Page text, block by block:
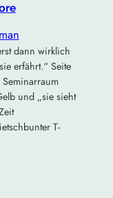
dann wirklich
erfährt.“ Seite
und „sie sieht
T-